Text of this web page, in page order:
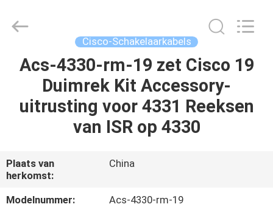
HUIS
PRODUCTEN
ONS
FABRIEKSREIS
Rights
Cisco-Schakelaarkabels
Acs-4330-rm-19 zet Cisco 19
Duimrek Kit Accessory-
uitrusting voor 4331 Reeksen
van ISR op 4330
Plaats van
herkomst:
China
Modelnummer:
Acs-4330-rm-19